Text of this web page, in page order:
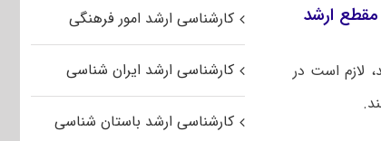
ارشد
لازم است در
کارشناسی ارشد امور فرهنگی
کارشناسی ارشد ایران شناسی
کارشناسی ارشد باستان شناسی